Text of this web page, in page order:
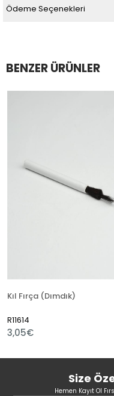
Ödeme Seçenekleri
BENZER ÜRÜNLER
Kıl Fırça (Dımdık)
R11614
3,05€
Size
Hemen Kayıt Ol